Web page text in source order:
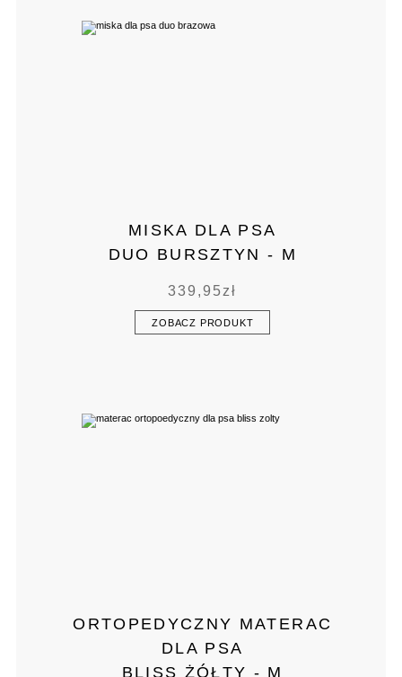
MISKA DLA PSA
DUO BURSZTYN - M
339,95zł
ZOBACZ PRODUKT
ORTOPEDYCZNY MATERAC
DLA PSA
BLISS ŻÓŁTY - M